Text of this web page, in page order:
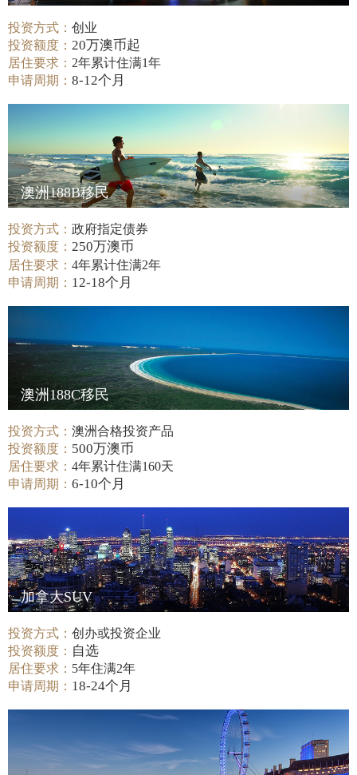
投资方式：创业
投资额度： 20万澳币起
居住要求： 2年累计住满1年
申请周期：8-12个月
澳洲188B移民
投资方式：政府指定债券
投资额度： 250万澳币
居住要求：4年累计住满2年
申请周期： 12-18个月
澳洲188C移民
投资方式：澳洲合格投资产品
投资额度： 500万澳币
居住要求：4年累计住满160天
申请周期：6-10个月
加拿大SUV
投资方式：创办或投资企业
投资额度： 自选
居住要求： 5年住满2年
申请周期： 18-24个月